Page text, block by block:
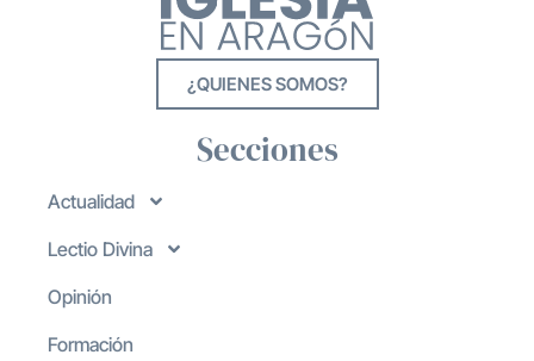
¿QUIENES SOMOS?
Secciones
Actualidad
Lectio Divina
Opinión
Formación